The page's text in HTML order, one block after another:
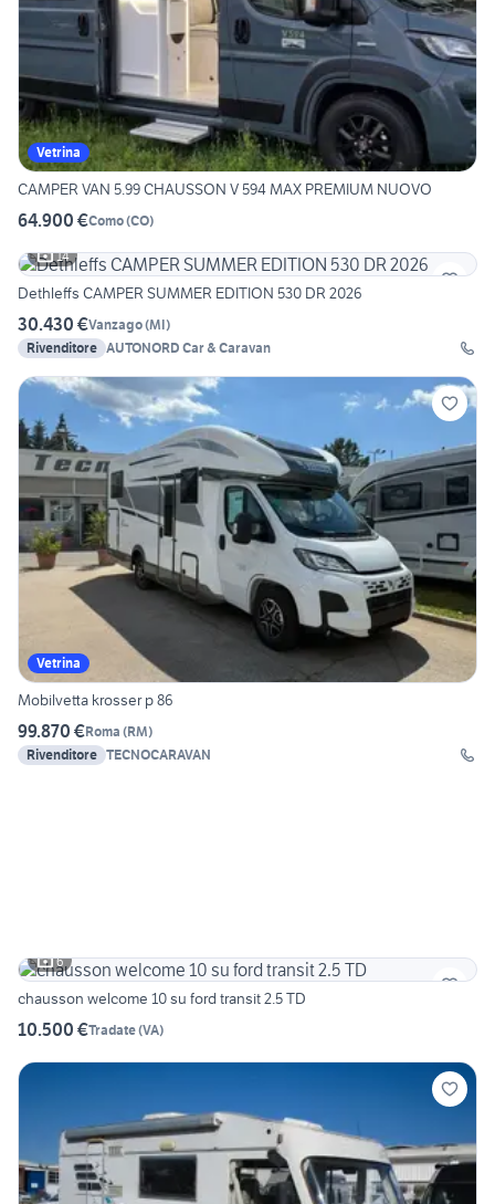
Vetrina
CAMPER VAN 5.99 CHAUSSON V 594 MAX PREMIUM NUOVO
64.900 €Como(CO)
14
Dethleffs CAMPER SUMMER EDITION 530 DR 2026
30.430 €Vanzago(MI)
Rivenditore AUTONORD Car & Caravan
Vetrina
Mobilvetta krosser p 86
99.870 €Roma (RM)
Rivenditore TECNOCARAVAN
6
chausson welcome 10 su ford transit 2.5 TD
10.500 €Tradate(VA)